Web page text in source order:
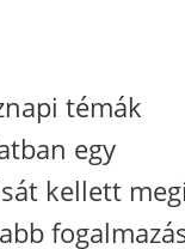
témák
egy
kellett